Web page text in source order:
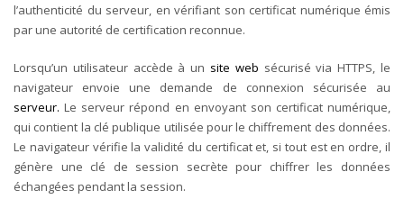
l’authenticité du serveur, en vérifiant son certificat numérique émis
par une autorité de certification reconnue.
Lorsqu’un utilisateur accède à un site web sécurisé via HTTPS, le
navigateur envoie une demande de connexion sécurisée au
serveur. Le serveur répond en envoyant son certificat numérique,
qui contient la clé publique utilisée pour le chiffrement des données.
Le navigateur vérifie la validité du certificat et, si tout est en ordre, il
génère une clé de session secrète pour chiffrer les données
échangées pendant la session.